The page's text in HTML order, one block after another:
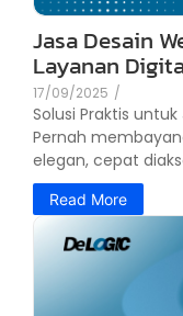
Jasa Desain
Layanan
17/09/2025 /
Solusi Praktis
Pernah
elegan, cepat
Read More